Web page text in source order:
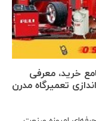
خرید، معرفی
تعمیرگاه مدرن